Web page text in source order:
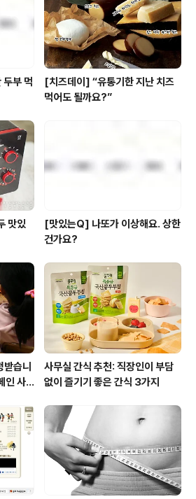
부 먹
[치즈데이] “유통기한 지난 치즈
먹어도 될까요?”
맛있
[맛있는Q] 나또가 이상해요. 상한
건가요?
습니
인 사
사무실 간식 추천: 직장인이 부담
없이 즐기기 좋은 간식 3가지